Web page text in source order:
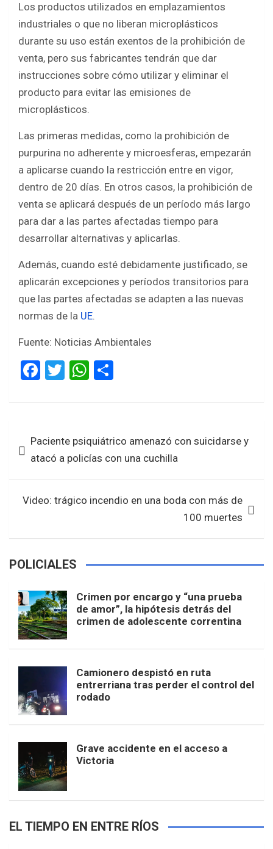
Los productos utilizados en emplazamientos
industriales o que no liberan microplásticos
durante su uso están exentos de la prohibición de
venta, pero sus fabricantes tendrán que dar
instrucciones sobre cómo utilizar y eliminar el
producto para evitar las emisiones de
microplásticos.
Las primeras medidas, como la prohibición de
purpurina no adherente y microesferas, empezarán
a aplicarse cuando la restricción entre en vigor,
dentro de 20 días. En otros casos, la prohibición de
venta se aplicará después de un período más largo
para dar a las partes afectadas tiempo para
desarrollar alternativas y aplicarlas.
Además, cuando esté debidamente justificado, se
aplicarán excepciones y períodos transitorios para
que las partes afectadas se adapten a las nuevas
normas de la UE.
Fuente: Noticias Ambientales
F
ce
o
o
k
T
tt
W
at
A
p
p
ar
de
entradas
Paciente psiquiátrico amenazó con suicidarse y
atacó a policías con una cuchilla
Video: trágico incendio en una boda con más de
100 muertes
POLICIALES
Crimen por encargo y “una prueba
de amor”, la hipótesis detrás del
crimen de adolescente correntina
Camionero despistó en ruta
entrerriana tras perder el control del
rodado
Grave accidente en el acceso a
Victoria
EL TIEMPO EN ENTRE RÍOS